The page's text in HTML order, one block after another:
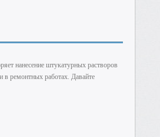
нанесение штукатурных растворов
в ремонтных работах. Давайте